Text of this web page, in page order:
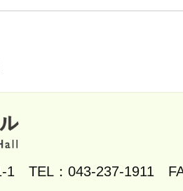
1 TEL：043-237-1911